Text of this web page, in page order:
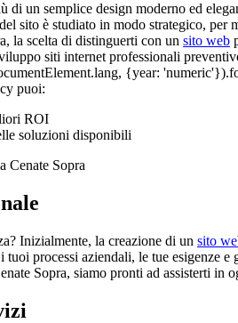
di un semplice design moderno ed
sito è studiato in modo strategico,
la scelta di distinguerti con un sito web
puoi:
ROI
soluzioni disponibili
Cenate Sopra
Inizialmente, la creazione di un sito
tuoi processi aziendali, le tue esigenze
Sopra, siamo pronti ad assisterti